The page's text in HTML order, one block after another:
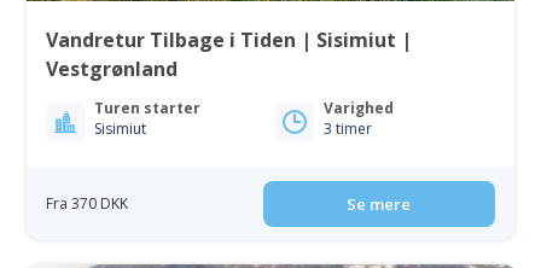
Vandretur Tilbage i Tiden | Sisimiut |
Vestgrønland
Turen starter
Sisimiut
Varighed
3 timer
Fra 370 DKK Se mere